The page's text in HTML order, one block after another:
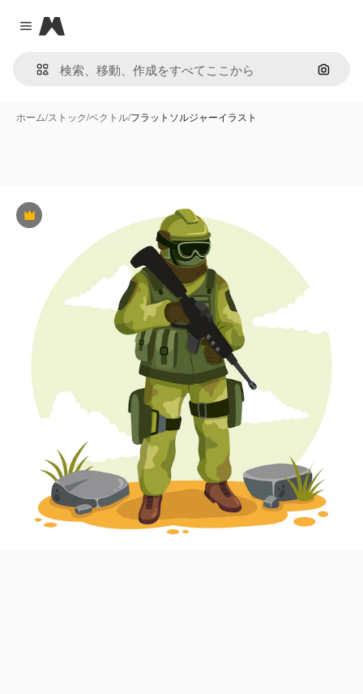
Close menu
Magnific
画像で
ホーム/ストック/ベクトル/フラットソルジャーイラスト
Premium